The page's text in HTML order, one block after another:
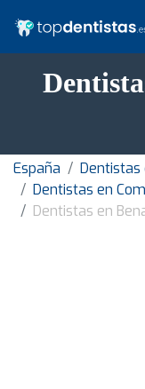
España
Dentistas
Dentistas en
Dentistas en